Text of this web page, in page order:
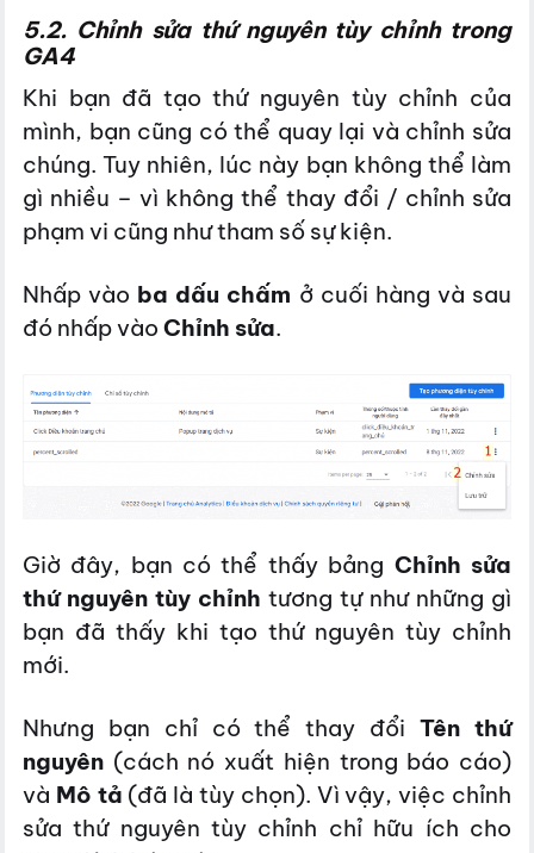
5.2. Chỉnh sửa thứ nguyên tùy chỉnh trong
GA4
Khi bạn đã tạo thứ nguyên tùy chỉnh của
mình, bạn cũng có thể quay lại và chỉnh sửa
chúng. Tuy nhiên, lúc này bạn không thể làm
gì nhiều – vì không thể thay đổi / chỉnh sửa
phạm vi cũng như tham số sự kiện.
Nhấp vào ba dấu chấm ở cuối hàng và sau
đó nhấp vàoChỉnh sửa.
Giờ đây, bạn có thể thấy bảng Chỉnh sửa
thứ nguyên tùy chỉnh tương tự như những gì
bạn đã thấy khi tạo thứ nguyên tùy chỉnh
mới.
Nhưng bạn chỉ có thể thay đổiTên thứ
nguyên (cách nó xuất hiện trong báo cáo)
và Mô tả (đã là tùy chọn). Vì vậy, việc chỉnh
sửa thứ nguyên tùy chỉnh chỉ hữu ích cho